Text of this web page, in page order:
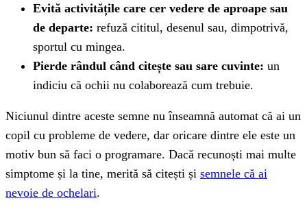
Evită activitățile care cer vedere de aproape sau
de departe: refuză cititul, desenul sau, dimpotrivă,
sportul cu mingea.
Pierde rândul când citește sau sare cuvinte: un
indiciu că ochii nu colaborează cum trebuie.
Niciunul dintre aceste semne nu înseamnă automat că ai un
copil cu probleme de vedere, dar oricare dintre ele este un
motiv bun să faci o programare. Dacă recunoști mai multe
simptome și la tine, merită să citești și semnele că ai
nevoie de ochelari.